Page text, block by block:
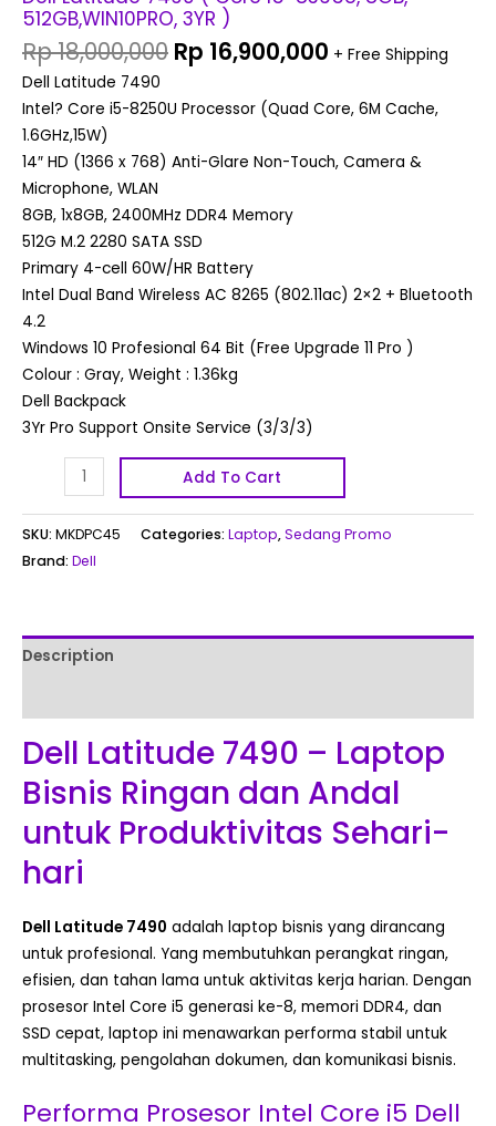
512GB,WIN10PRO, 3YR )
Rp18,000,000 Rp 16,900,000 + Free Shipping
Dell Latitude 7490
Intel? Core i5-8250U Processor (Quad Core, 6M Cache,
1.6GHz,15W)
14″ HD (1366 x 768) Anti-Glare Non-Touch, Camera &
Microphone, WLAN
8GB, 1x8GB, 2400MHz DDR4 Memory
512G M.2 2280 SATA SSD
Primary 4-cell 60W/HR Battery
Intel Dual Band Wireless AC 8265 (802.11ac) 2×2 + Bluetooth
4.2
Windows 10 Profesional 64 Bit (Free Upgrade 11 Pro )
Colour : Gray, Weight : 1.36kg
Dell Backpack
3Yr Pro Support Onsite Service (3/3/3)
Add To Cart
SKU: MKDPC45 Categories: Laptop,Sedang Promo
Brand: Dell
Description
Dell Latitude 7490 – Laptop
Bisnis Ringan dan Andal
untuk Produktivitas Sehari-
hari
Dell Latitude 7490 adalah laptop bisnis yang dirancang
untuk profesional. Yang membutuhkan perangkat ringan,
efisien, dan tahan lama untuk aktivitas kerja harian. Dengan
prosesor Intel Core i5 generasi ke-8, memori DDR4, dan
SSD cepat, laptop ini menawarkan performa stabil untuk
multitasking, pengolahan dokumen, dan komunikasi bisnis.
Performa Prosesor Intel Core i5 Dell